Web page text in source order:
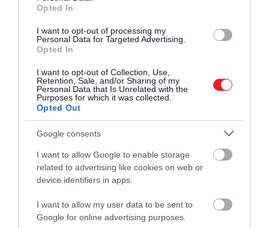
Opted In
I want to opt-out of processing my
Personal Data for Targeted Advertising.
Opted In
I want to opt-out of Collection, Use,
Retention, Sale, and/or Sharing of my
Personal Data that Is Unrelated with the
Purposes for which it was collected.
Opted Out
Google consents
I want to allow Google to enable storage
related to advertising like cookies on web or
device identifiers in apps.
I want to allow my user data to be sent to
Google for online advertising purposes.
például a delfinek nagymamáinak létfontosságú
faj nőstényei miért hagyják abba a szaporodást
életük egy meghatározott részében.
A delfinek interakcióinak többéves tanulmányozása
során a tudósok már tudták, hogy az anyák és a fiúk
még a hím felnőttkorában is „egy háztartásban
típusú dolog lehet, amelyet az a tény vezérel, hogy a
legnagyobb, legidősebb hímek sok utódot
nemzenek.